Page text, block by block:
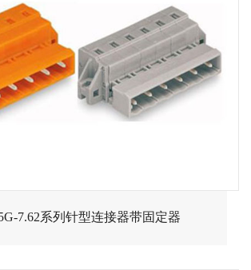
7.62系列针型连接器带固定器